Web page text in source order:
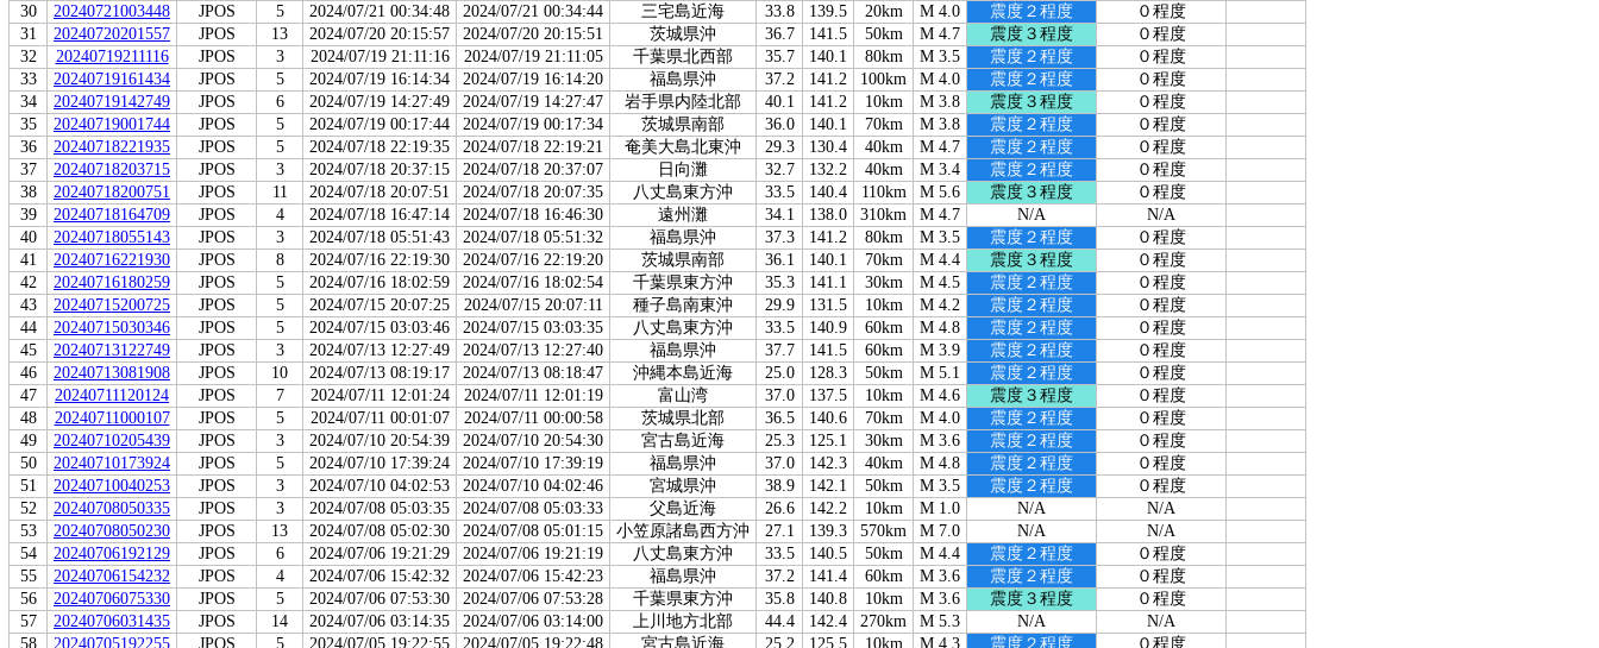
30
20240721003448 JPOS 5 2024/07/21 00:34:48 2024/07/21 00:34:44 三宅島近海 33.8 139.5 20km M 4.0 震度２程度
０程度
31
20240720201557 JPOS 13 2024/07/20 20:15:57 2024/07/20 20:15:51 茨城県沖 36.7 141.5 50km M 4.7 震度３程度
０程度
32
20240719211116 JPOS 3 2024/07/19 21:11:16 2024/07/19 21:11:05 千葉県北西部 35.7 140.1 80km M 3.5 震度２程度
０程度
33
20240719161434 JPOS 5 2024/07/19 16:14:34 2024/07/19 16:14:20 福島県沖 37.2 141.2 100km M 4.0 震度２程度
０程度
34
20240719142749 JPOS 6 2024/07/19 14:27:49 2024/07/19 14:27:47 岩手県内陸北部 40.1 141.2 10km M 3.8 震度３程度
０程度
35
20240719001744 JPOS 5 2024/07/19 00:17:44 2024/07/19 00:17:34 茨城県南部 36.0 140.1 70km M 3.8 震度２程度
０程度
36
20240718221935 JPOS 5 2024/07/18 22:19:35 2024/07/18 22:19:21 奄美大島北東沖 29.3 130.4 40km M 4.7 震度２程度
０程度
37
20240718203715 JPOS 3 2024/07/18 20:37:15 2024/07/18 20:37:07 日向灘 32.7 132.2 40km M 3.4 震度２程度
０程度
38
20240718200751 JPOS 11 2024/07/18 20:07:51 2024/07/18 20:07:35 八丈島東方沖 33.5 140.4 110km M 5.6 震度３程度
０程度
39
20240718164709 JPOS 4 2024/07/18 16:47:14 2024/07/18 16:46:30 遠州灘 34.1 138.0 310km M 4.7 N/A
N/A
40
20240718055143 JPOS 3 2024/07/18 05:51:43 2024/07/18 05:51:32 福島県沖 37.3 141.2 80km M 3.5 震度２程度
０程度
41
20240716221930 JPOS 8 2024/07/16 22:19:30 2024/07/16 22:19:20 茨城県南部 36.1 140.1 70km M 4.4 震度３程度
０程度
42
20240716180259 JPOS 5 2024/07/16 18:02:59 2024/07/16 18:02:54 千葉県東方沖 35.3 141.1 30km M 4.5 震度２程度
０程度
43
20240715200725 JPOS 5 2024/07/15 20:07:25 2024/07/15 20:07:11 種子島南東沖 29.9 131.5 10km M 4.2 震度２程度
０程度
44
20240715030346 JPOS 5 2024/07/15 03:03:46 2024/07/15 03:03:35 八丈島東方沖 33.5 140.9 60km M 4.8 震度２程度
０程度
45
20240713122749 JPOS 3 2024/07/13 12:27:49 2024/07/13 12:27:40 福島県沖 37.7 141.5 60km M 3.9 震度２程度
０程度
46
20240713081908 JPOS 10 2024/07/13 08:19:17 2024/07/13 08:18:47 沖縄本島近海 25.0 128.3 50km M 5.1 震度２程度
０程度
47
20240711120124 JPOS 7 2024/07/11 12:01:24 2024/07/11 12:01:19 富山湾 37.0 137.5 10km M 4.6 震度３程度
０程度
48
20240711000107 JPOS 5 2024/07/11 00:01:07 2024/07/11 00:00:58 茨城県北部 36.5 140.6 70km M 4.0 震度２程度
０程度
49
20240710205439 JPOS 3 2024/07/10 20:54:39 2024/07/10 20:54:30 宮古島近海 25.3 125.1 30km M 3.6 震度２程度
０程度
50
20240710173924 JPOS 5 2024/07/10 17:39:24 2024/07/10 17:39:19 福島県沖 37.0 142.3 40km M 4.8 震度２程度
０程度
51
20240710040253 JPOS 3 2024/07/10 04:02:53 2024/07/10 04:02:46 宮城県沖 38.9 142.1 50km M 3.5 震度２程度
０程度
52
20240708050335 JPOS 3 2024/07/08 05:03:35 2024/07/08 05:03:33 父島近海 26.6 142.2 10km M 1.0 N/A
N/A
53
20240708050230 JPOS 13 2024/07/08 05:02:30 2024/07/08 05:01:15 小笠原諸島西方沖 27.1 139.3 570km M 7.0 N/A
N/A
54
20240706192129 JPOS 6 2024/07/06 19:21:29 2024/07/06 19:21:19 八丈島東方沖 33.5 140.5 50km M 4.4 震度２程度
０程度
55
20240706154232 JPOS 4 2024/07/06 15:42:32 2024/07/06 15:42:23 福島県沖 37.2 141.4 60km M 3.6 震度２程度
０程度
56
20240706075330 JPOS 5 2024/07/06 07:53:30 2024/07/06 07:53:28 千葉県東方沖 35.8 140.8 10km M 3.6 震度３程度
０程度
57
20240706031435 JPOS 14 2024/07/06 03:14:35 2024/07/06 03:14:00 上川地方北部 44.4 142.4 270km M 5.3 N/A
N/A
58
20240705192255 JPOS 5 2024/07/05 19:22:55 2024/07/05 19:22:48 宮古島近海 25.2 125.5 10km M 4.3 震度２程度 ０程度